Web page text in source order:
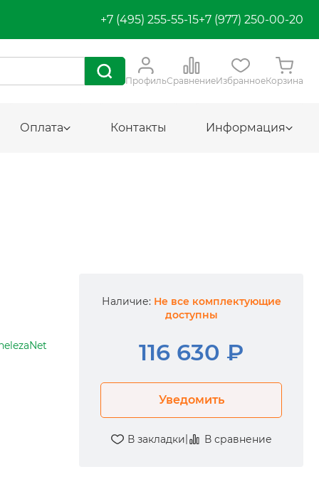
+7 (495) 255-55-15+7 (977) 250-00-20
ПрофильСравнениеИзбранноеКорзина
Оплата Контакты Информация
Наличие: Не все комплектующие
доступны
116 630 ₽
Уведомить
В закладки| В сравнение